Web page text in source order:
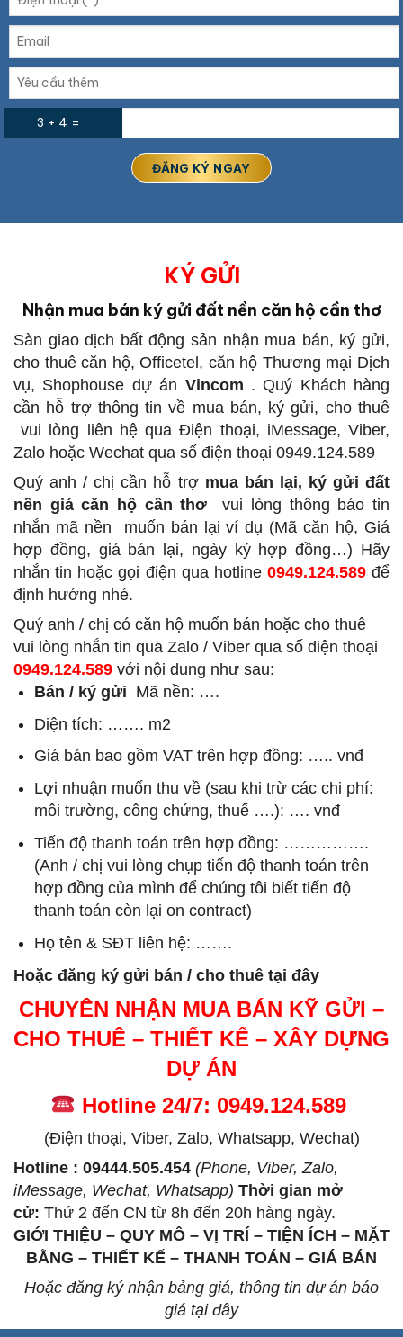
3 + 4 =
KÝ GỬI
Nhận mua bán ký gửi đất nền căn hộ cần thơ
Sàn giao dịch bất động sản nhận mua bán, ký gửi,
cho thuê căn hộ, Officetel, căn hộ Thương mại Dịch
vụ, Shophouse dự án Vincom .Quý Khách hàng
cần hỗ trợ thông tin về mua bán, ký gửi, cho thuê
vui lòng liên hệ qua Điện thoại, iMessage, Viber,
Zalo hoặc Wechat qua số điện thoại 0949.124.589
Quý anh / chị cần hỗ trợ mua bán lại, ký gửi đất
nền giá căn hộ cần thơ vui lòng thông báo tin
nhắn mã nền
muốn bán lại ví dụ (Mã căn hộ, Giá
hợp đồng, giá bán lại, ngày ký hợp đồng…) Hãy
nhắn tin hoặc gọi điện qua hotline 0949.124.589để
định hướng nhé.
Quý anh / chị có căn hộ muốn bán hoặc cho thuê
vui lòng nhắn tin qua Zalo / Viber qua số điện thoại
0949.124.589 với nội dung như sau:
Bán / ký gửi Mã nền: ….
Diện tích: ……. m2
Giá bán bao gồm VAT trên hợp đồng: ….. vnđ
Lợi nhuận muốn thu về (sau khi trừ các chi phí:
môi trường, công chứng, thuế ….): …. vnđ
Tiến độ thanh toán trên hợp đồng: …………….
(Anh / chị vui lòng chụp tiến độ thanh toán trên
hợp đồng của mình để chúng tôi biết tiến độ
thanh toán còn lại on contract)
Họ tên & SĐT liên hệ: …….
Hoặc đăng ký gửi bán / cho thuê tại đây
CHUYÊN NHẬN MUA BÁN KỸ GỬI –
CHO THUÊ – THIẾT KẾ – XÂY DỰNG
DỰ ÁN
Hotline 24/7: 0949.124.589
(Điện thoại, Viber, Zalo, Whatsapp, Wechat)
Hotline : 09444.505.454 (Phone, Viber, Zalo,
iMessage, Wechat, Whatsapp) Thời gian mở
cử: Thứ 2 đến CN từ 8h đến 20h hàng ngày.
GIỚI THIỆU – QUY MÔ – VỊ TRÍ – TIỆN ÍCH – MẶT
BẰNG – THIẾT KẾ – THANH TOÁN – GIÁ BÁN
Hoặc đăng ký nhận bảng giá, thông tin dự án báo
giá tại đây